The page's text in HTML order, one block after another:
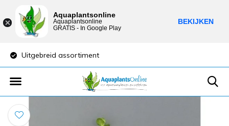
Uitgebreid assortiment
Aquaplantsonline
Aquaplantsonline
GRATIS - In Google Play
BEKIJKEN